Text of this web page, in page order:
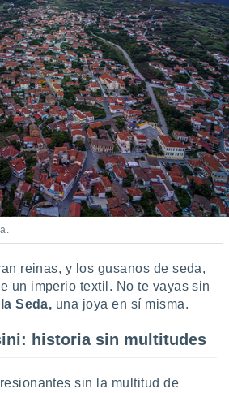
reinas, y los gusanos de seda,
un imperio textil. No te vayas sin
Seda, una joya en sí misma.
historia sin multitudes
sin la multitud de